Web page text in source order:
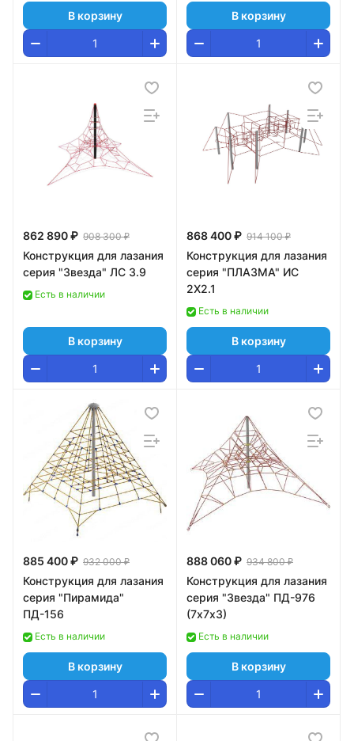
В корзину В корзину
862 890 ₽ 908 300 ₽
Конструкция для лазания
серия "Звезда" ЛС 3.9
Есть в наличии
В корзину
868 400 ₽ 914 100 ₽
Конструкция для лазания
серия "ПЛАЗМА" ИС
2Х2.1
Есть в наличии
В корзину
885 400 ₽ 932 000 ₽
Конструкция для лазания
серия "Пирамида"
ПД-156
Есть в наличии
В корзину
888 060 ₽ 934 800 ₽
Конструкция для лазания
серия "Звезда" ПД-976
(7х7х3)
Есть в наличии
В корзину